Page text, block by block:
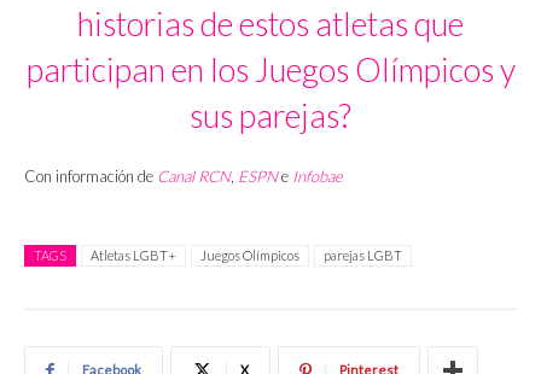
historias de estos atletas que
participan en los Juegos Olímpicos y
sus parejas?
Con información de Canal RCN, ESPNe Infobae
TAGS Atletas LGBT+ Juegos Olímpicos parejas LGBT
Facebook X Pinterest